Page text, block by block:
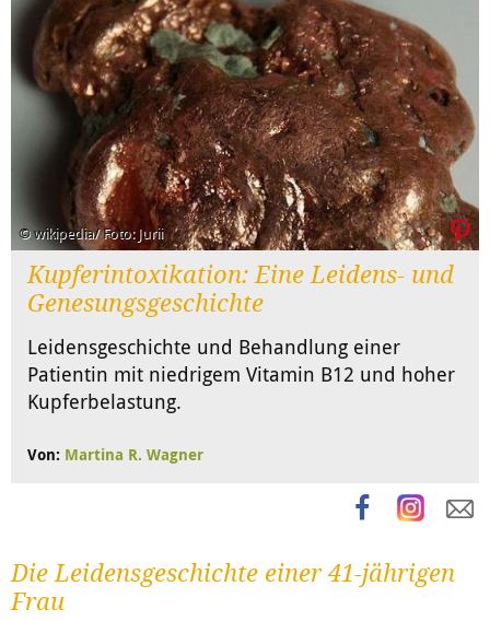
© wikipedia/ Foto: Jurii
Kupferintoxikation: Eine Leidens- und
Genesungsgeschichte
Leidensgeschichte und Behandlung einer
Patientin mit niedrigem Vitamin B12 und hoher
Kupferbelastung.
Von: Martina R. Wagner
Die Leidensgeschichte einer 41-jährigen
Frau